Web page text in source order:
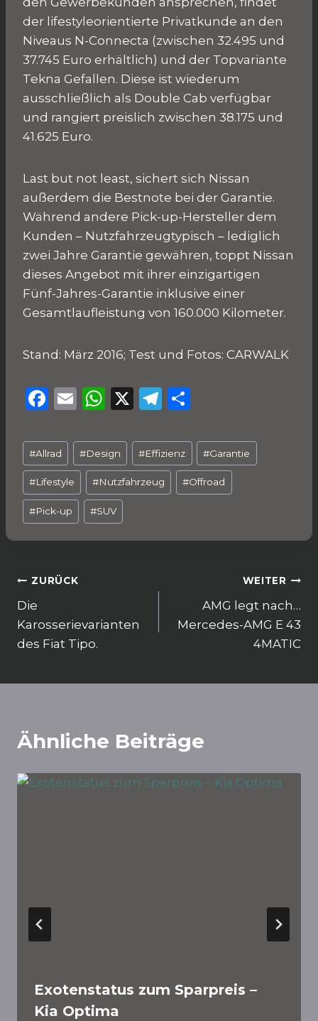
der lifestyleorientierte Privatkunde an den
Niveaus N-Connecta (zwischen 32.495 und
37.745 Euro erhältlich) und der Topvariante
Tekna Gefallen. Diese ist wiederum
ausschließlich als Double Cab verfügbar
und rangiert preislich zwischen 38.175 und
41.625 Euro.
Last but not least, sichert sich Nissan
außerdem die Bestnote bei der Garantie.
Während andere Pick-up-Hersteller dem
Kunden – Nutzfahrzeugtypisch – lediglich
zwei Jahre Garantie gewähren, toppt Nissan
dieses Angebot mit ihrer einzigartigen
Fünf-Jahres-Garantie inklusive einer
Gesamtlaufleistung von 160.000 Kilometer.
Stand: März 2016; Test und Fotos: CARWALK
F
c
e
b
o
o
E
ai
l
W
a
ts
A
p
p
X
T
e
g
ra
le
n
Schlagworte:
#Allrad #Design #Effizienz #Garantie
#Lifestyle #Nutzfahrzeug #Offroad
#Pick-up #SUV
Beitragsnavigation
ZURÜCK
Die
Karosserievarianten
des Fiat Tipo.
WEITER
AMG legt nach…
Mercedes-AMG E 43
4MATIC
Ähnliche Beiträge
Exotenstatus zum Sparpreis –
Kia Optima